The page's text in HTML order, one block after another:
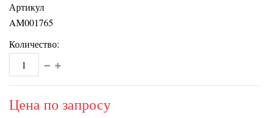
Артикул
AM001765
Количество:
Цена по запросу